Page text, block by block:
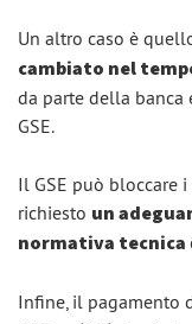
Un altro caso è
cambiato nel
da parte della banca
GSE.
Il GSE può bloccare
richiesto un
normativa tecnica
Infine, il pagamento